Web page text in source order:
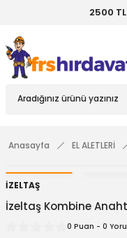
2500
Anasayfa EL ALETLERİ
İZELTAŞ
İzeltaş Kombine
0 Puan - 0